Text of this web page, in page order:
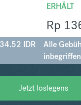
ERHÄLT
Rp
IDR
Alle
inbegriffen
Jetzt loslegens